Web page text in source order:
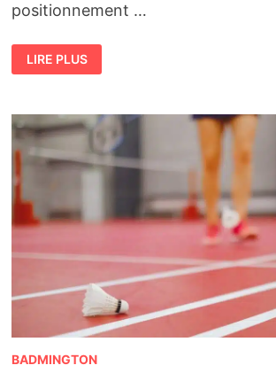
positionnement …
STRATÉGIES
POUR
GAGNER
ET
EN
DOUBLE
LIRE PLUS
BADMINGTON